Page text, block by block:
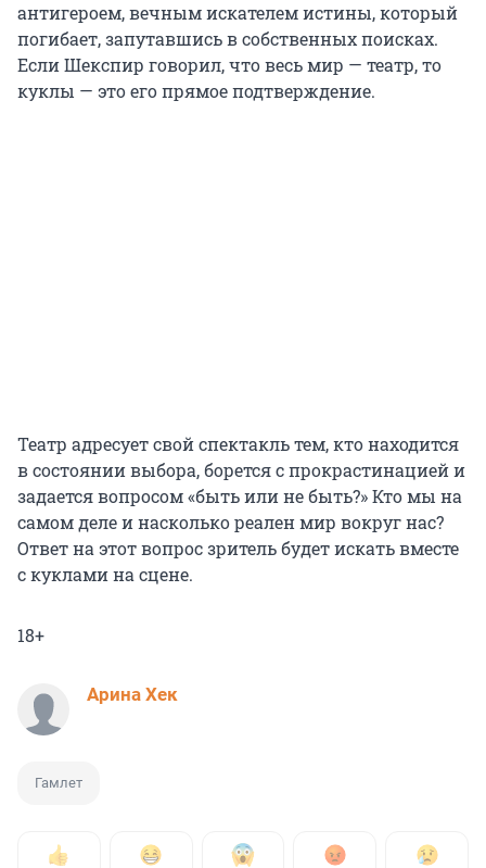
антигероем, вечным искателем истины, который
погибает, запутавшись в собственных поисках.
Если Шекспир говорил, что весь мир — театр, то
куклы — это его прямое подтверждение.
Театр адресует свой спектакль тем, кто находится
в состоянии выбора, борется с прокрастинацией и
задается вопросом «быть или не быть?» Кто мы на
самом деле и насколько реален мир вокруг нас?
Ответ на этот вопрос зритель будет искать вместе
с куклами на сцене.
18+
Арина Хек
Гамлет